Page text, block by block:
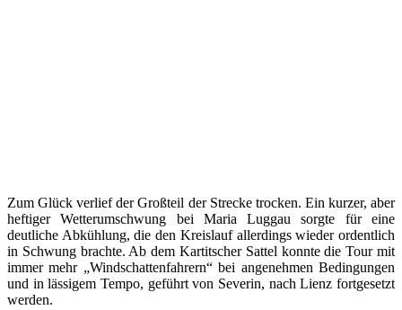
Zum Glück verlief der Großteil der Strecke trocken. Ein kurzer, aber
heftiger Wetterumschwung bei Maria Luggau sorgte für eine
deutliche Abkühlung, die den Kreislauf allerdings wieder ordentlich
in Schwung brachte. Ab dem Kartitscher Sattel konnte die Tour mit
immer mehr „Windschattenfahrern“ bei angenehmen Bedingungen
und in lässigem Tempo, geführt von Severin, nach Lienz fortgesetzt
werden.